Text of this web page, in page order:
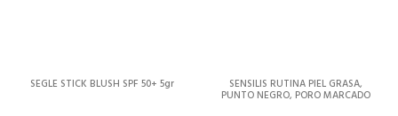
SEGLE STICK BLUSH SPF 50+ 5gr SENSILIS RUTINA PIEL GRASA,
PUNTO NEGRO, PORO MARCADO